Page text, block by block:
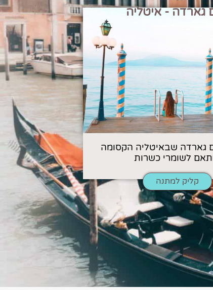
גארדה - איטליה
גארדה שבאיטליה הקסומה
לשומרי כשרות
קליק למתנה